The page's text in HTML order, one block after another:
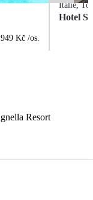
Kč /os.
Itálie,
Hotel
Resort